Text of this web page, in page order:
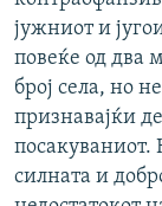
јужниот и
повеќе од два
број села, но
признавајќи
посакуваниот.
силната и